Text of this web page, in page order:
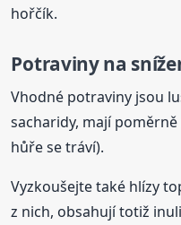
hořčík.
Potraviny na
Vhodné potraviny jsou
sacharidy, mají
hůře se tráví).
Vyzkoušejte také hlízy
z nich, obsahují totiž